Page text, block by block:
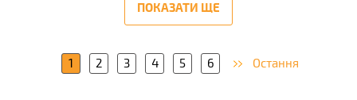
ПОКАЗАТИ ЩЕ
1 2 3 4 5 6 Остання